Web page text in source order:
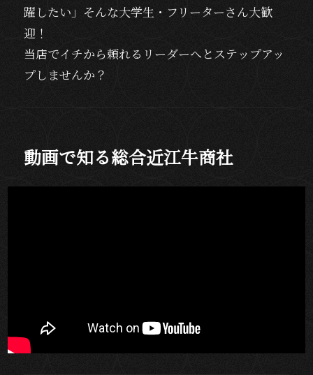
躍したい」そんな大学生・フリーターさん大歓
迎！
当店でイチから頼れるリーダーへとステップアッ
プしませんか？
動画で知る総合近江牛商社